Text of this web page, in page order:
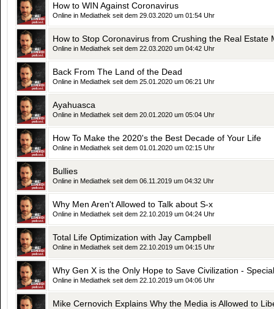
How to WIN Against Coronavirus
Online in Mediathek seit dem 29.03.2020 um 01:54 Uhr
How to Stop Coronavirus from Crushing the Real Estate
Online in Mediathek seit dem 22.03.2020 um 04:42 Uhr
Back From The Land of the Dead
Online in Mediathek seit dem 25.01.2020 um 06:21 Uhr
Ayahuasca
Online in Mediathek seit dem 20.01.2020 um 05:04 Uhr
How To Make the 2020's the Best Decade of Your Life
Online in Mediathek seit dem 01.01.2020 um 02:15 Uhr
Bullies
Online in Mediathek seit dem 06.11.2019 um 04:32 Uhr
Why Men Aren't Allowed to Talk about S-x
Online in Mediathek seit dem 22.10.2019 um 04:24 Uhr
Total Life Optimization with Jay Campbell
Online in Mediathek seit dem 22.10.2019 um 04:15 Uhr
Why Gen X is the Only Hope to Save Civilization -
Online in Mediathek seit dem 22.10.2019 um 04:06 Uhr
Mike Cernovich Explains Why the Media is Allowed to